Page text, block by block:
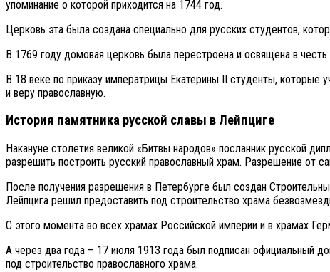
упоминание о которой приходится на 1744 год.
Церковь эта была создана специально для русских студентов,
В 1769 году домовая церковь была перестроена и освящена в честь
В 18 веке по приказу императрицы Екатерины II студенты, которые
и веру православную.
История памятника русской славы в Лейпциге
Накануне столетия великой «Битвы народов» посланник русской
разрешить построить русский православный храм. Разрешение от
После получения разрешения в Петербурге был создан
Лейпцига решил предоставить под строительство храма
С этого момента во всех храмах Российской империи и в храмах
А через два года – 17 июля 1913 года был подписан официальный
под строительство православного храма.